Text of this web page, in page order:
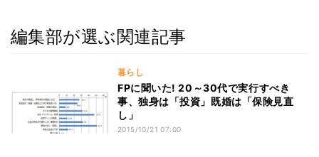
編集部が選ぶ関連記事
暮らし
FPに聞いた! 20～30代で実行すべき
事、独身は「投資」既婚は「保険見直
し」
2015/10/21 07:00